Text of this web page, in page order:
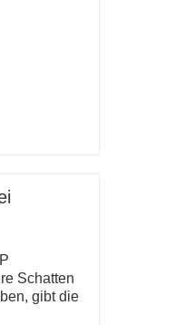
Schatten
gibt die